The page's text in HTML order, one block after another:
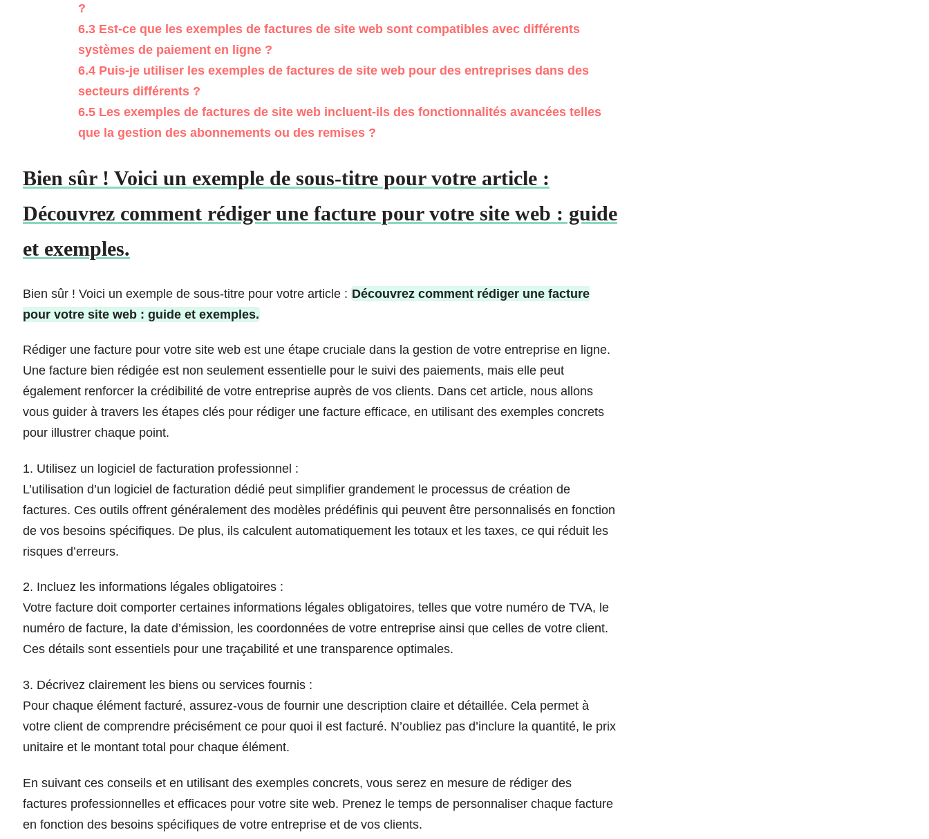
?
6.3 Est-ce que les exemples de factures de site web sont compatibles avec différents
systèmes de paiement en ligne ?
6.4 Puis-je utiliser les exemples de factures de site web pour des entreprises dans des
secteurs différents ?
6.5 Les exemples de factures de site web incluent-ils des fonctionnalités avancées telles
que la gestion des abonnements ou des remises ?
Bien sûr ! Voici un exemple de sous-titre pour votre article :
Découvrez comment rédiger une facture pour votre site web : guide
et exemples.
Bien sûr ! Voici un exemple de sous-titre pour votre article : Découvrez comment rédiger une facture
pour votre site web : guide et exemples.
Rédiger une facture pour votre site web est une étape cruciale dans la gestion de votre entreprise en ligne.
Une facture bien rédigée est non seulement essentielle pour le suivi des paiements, mais elle peut
également renforcer la crédibilité de votre entreprise auprès de vos clients. Dans cet article, nous allons
vous guider à travers les étapes clés pour rédiger une facture efficace, en utilisant des exemples concrets
pour illustrer chaque point.
1. Utilisez un logiciel de facturation professionnel :
L’utilisation d’un logiciel de facturation dédié peut simplifier grandement le processus de création de
factures. Ces outils offrent généralement des modèles prédéfinis qui peuvent être personnalisés en fonction
de vos besoins spécifiques. De plus, ils calculent automatiquement les totaux et les taxes, ce qui réduit les
risques d’erreurs.
2. Incluez les informations légales obligatoires :
Votre facture doit comporter certaines informations légales obligatoires, telles que votre numéro de TVA, le
numéro de facture, la date d’émission, les coordonnées de votre entreprise ainsi que celles de votre client.
Ces détails sont essentiels pour une traçabilité et une transparence optimales.
3. Décrivez clairement les biens ou services fournis :
Pour chaque élément facturé, assurez-vous de fournir une description claire et détaillée. Cela permet à
votre client de comprendre précisément ce pour quoi il est facturé. N’oubliez pas d’inclure la quantité, le prix
unitaire et le montant total pour chaque élément.
En suivant ces conseils et en utilisant des exemples concrets, vous serez en mesure de rédiger des
factures professionnelles et efficaces pour votre site web. Prenez le temps de personnaliser chaque facture
en fonction des besoins spécifiques de votre entreprise et de vos clients.